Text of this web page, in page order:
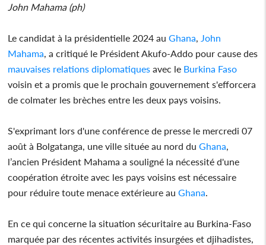
John Mahama (ph)
Le candidat à la présidentielle 2024 auGhana, John
Mahama, a critiqué le Président Akufo-Addo pour cause des
mauvaises relations diplomatiques avec le Burkina Faso
voisin et a promis que le prochain gouvernement s'efforcera
de colmater les brèches entre les deux pays voisins.
S'exprimant lors d'une conférence de presse le mercredi 07
août à Bolgatanga, une ville située au nord duGhana,
l’ancien Président Mahama a souligné la nécessité d'une
coopération étroite avec les pays voisins est nécessaire
pour réduire toute menace extérieure auGhana.
En ce qui concerne la situation sécuritaire au Burkina-Faso
marquée par des récentes activités insurgées et djihadistes,